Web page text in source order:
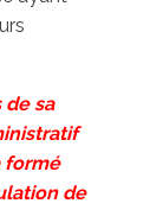
de sa
formé
de